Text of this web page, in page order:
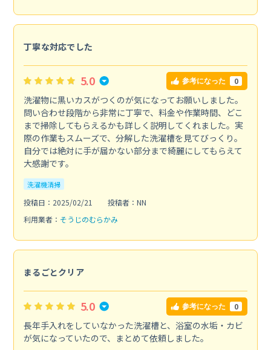
丁寧な対応でした
5.0 参考になった 0
洗濯物に黒いカスがつくのが気になってお願いしました。
問い合わせ段階から非常に丁寧で、料金や作業時間、どこ
まで掃除してもらえるかも詳しく説明してくれました。実
際の作業もスムーズで、分解した洗濯槽を見てびっくり。
自分では絶対に手が届かない部分まで綺麗にしてもらえて
大感謝です。
洗濯機清掃
投稿日：2025/02/21
投稿者：NN
利用業者： そうじのむらかみ
まるごとクリア
5.0 参考になった 0
長年手入れをしていなかった洗濯槽と、浴室の水垢・カビ
が気になっていたので、まとめて依頼しました。